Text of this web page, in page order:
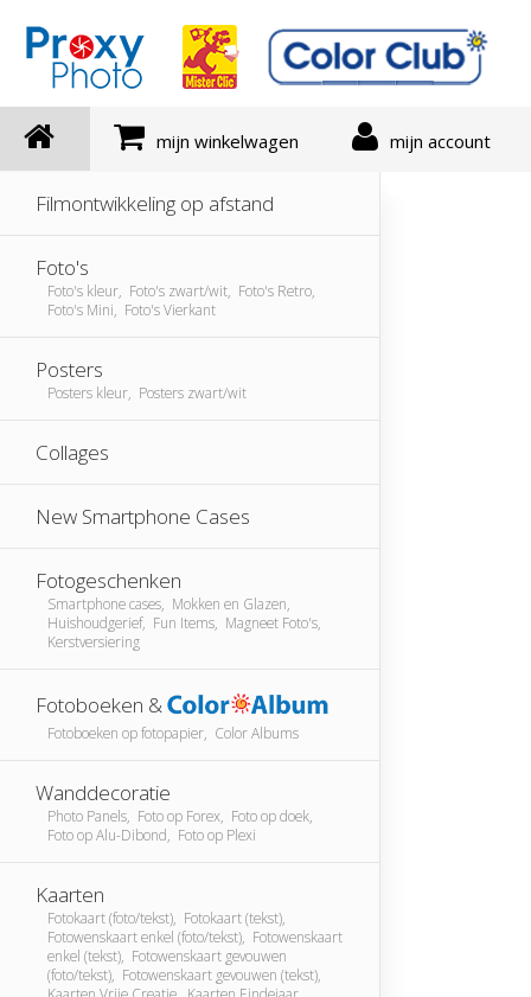
mijn winkelwagen mijn account
Filmontwikkeling op afstand
Foto's
Foto's kleur, Foto's zwart/wit, Foto's Retro,
Foto's Mini, Foto's Vierkant
Posters
Posters kleur, Posters zwart/wit
Collages
New Smartphone Cases
Fotogeschenken
Smartphone cases, Mokken en Glazen,
Huishoudgerief, Fun Items, Magneet Foto's,
Kerstversiering
Fotoboeken &
Fotoboeken op fotopapier, Color Albums
Wanddecoratie
Photo Panels, Foto op Forex, Foto op doek,
Foto op Alu-Dibond, Foto op Plexi
Kaarten
Fotokaart (foto/tekst), Fotokaart (tekst),
Fotowenskaart enkel (foto/tekst), Fotowenskaart
enkel (tekst), Fotowenskaart gevouwen
(foto/tekst), Fotowenskaart gevouwen (tekst),